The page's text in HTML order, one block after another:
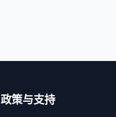
政策与支持